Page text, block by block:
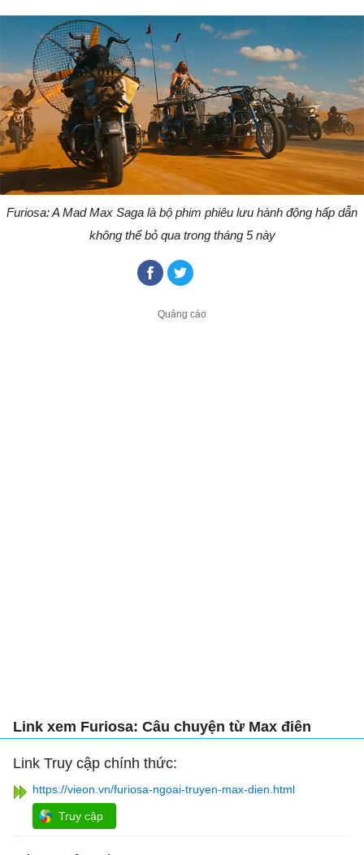
Furiosa: A Mad Max Saga là bộ phim phiêu lưu hành động hấp dẫn
không thể bỏ qua trong tháng 5 này
Link xem Furiosa: Câu chuyện từ Max điên
Link Truy cập chính thức:
https://vieon.vn/furiosa-ngoai-truyen-max-dien.html
Truy cập